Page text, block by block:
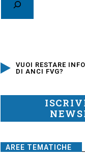
VUOI RESTARE
DI ANCI FVG?
AREE TEMATICHE